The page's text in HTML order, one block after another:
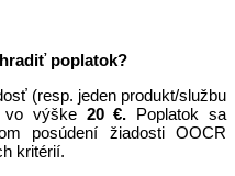
poplatok?
(resp. jeden produkt/službu
vo výške 20 €. Poplatok sa
posúdení žiadosti OOCR
kritérií.